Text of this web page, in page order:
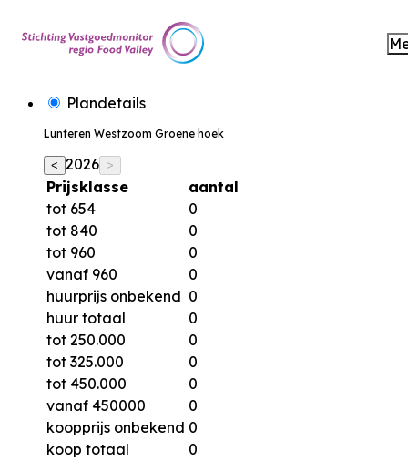
Plandetails
Lunteren Westzoom Groene hoek
< 2026 >
Prijsklasse
aantal
tot 654
0
tot 840
0
tot 960
0
vanaf 960
0
huurprijs onbekend 0
huur totaal
0
tot 250.000
0
tot 325.000
0
tot 450.000
0
vanaf 450000
0
koopprijs onbekend 0
koop totaal
0